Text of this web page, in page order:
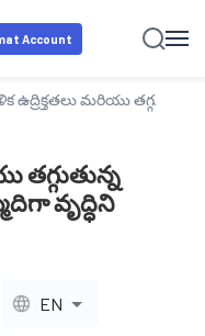
Account
ఉద్రిక్తతలు మరియు
తగ్గుతున్న
వృద్ధిని
EN